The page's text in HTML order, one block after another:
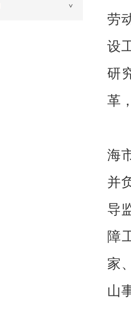
劳
设
研
革
海
并
导
障
家
山